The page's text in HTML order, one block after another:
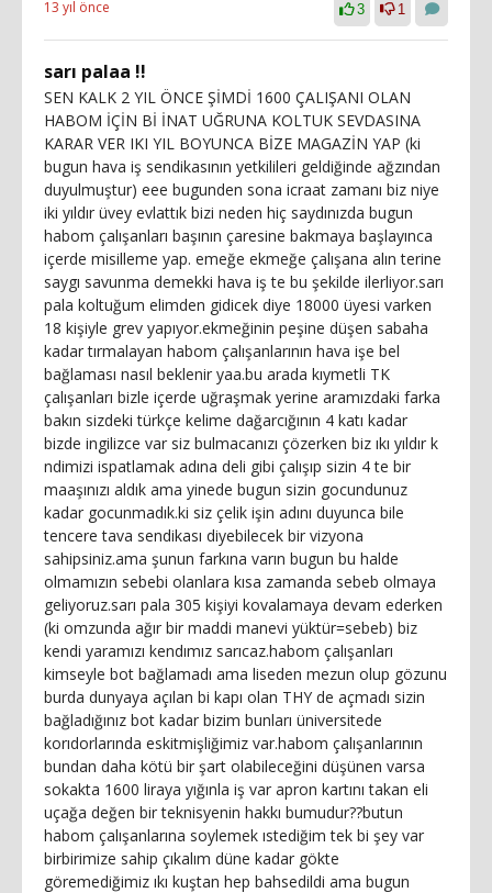
13 yıl önce 3 1
sarı palaa !!
SEN KALK 2 YIL ÖNCE ŞİMDİ 1600 ÇALIŞANI OLAN
HABOM İÇİN Bİ İNAT UĞRUNA KOLTUK SEVDASINA
KARAR VER IKI YIL BOYUNCA BİZE MAGAZİN YAP (ki
bugun hava iş sendikasının yetkilileri geldiğinde ağzından
duyulmuştur) eee bugunden sona icraat zamanı biz niye
iki yıldır üvey evlattık bizi neden hiç saydınızda bugun
habom çalışanları başının çaresine bakmaya başlayınca
içerde misilleme yap. emeğe ekmeğe çalışana alın terine
saygı savunma demekki hava iş te bu şekilde ilerliyor.sarı
pala koltuğum elimden gidicek diye 18000 üyesi varken
18 kişiyle grev yapıyor.ekmeğinin peşine düşen sabaha
kadar tırmalayan habom çalışanlarının hava işe bel
bağlaması nasıl beklenir yaa.bu arada kıymetli TK
çalışanları bizle içerde uğraşmak yerine aramızdaki farka
bakın sizdeki türkçe kelime dağarcığının 4 katı kadar
bizde ingilizce var siz bulmacanızı çözerken biz ıkı yıldır k
ndimizi ispatlamak adına deli gibi çalışıp sizin 4 te bir
maaşınızı aldık ama yinede bugun sizin gocundunuz
kadar gocunmadık.ki siz çelik işin adını duyunca bile
tencere tava sendikası diyebilecek bir vizyona
sahipsiniz.ama şunun farkına varın bugun bu halde
olmamızın sebebi olanlara kısa zamanda sebeb olmaya
geliyoruz.sarı pala 305 kişiyi kovalamaya devam ederken
(ki omzunda ağır bir maddi manevi yüktür=sebeb) biz
kendi yaramızı kendımız sarıcaz.habom çalışanları
kimseyle bot bağlamadı ama liseden mezun olup gözunu
burda dunyaya açılan bi kapı olan THY de açmadı sizin
bağladığınız bot kadar bizim bunları üniversitede
korıdorlarında eskitmişliğimiz var.habom çalışanlarının
bundan daha kötü bir şart olabileceğini düşünen varsa
sokakta 1600 liraya yığınla iş var apron kartını takan eli
uçağa değen bir teknisyenin hakkı bumudur??butun
habom çalışanlarına soylemek ıstediğim tek bi şey var
birbirimize sahip çıkalım düne kadar gökte
göremediğimiz ıkı kuştan hep bahsedildi ama bugun